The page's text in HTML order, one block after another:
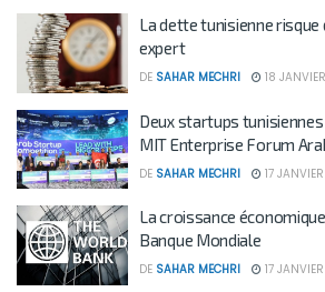
La dette tunisienne risque
expert
DE SAHAR MECHRI 18
Deux startups
MIT Enterprise Forum
DE SAHAR MECHRI 17
La croissance
Banque Mondiale
DE SAHAR MECHRI 17